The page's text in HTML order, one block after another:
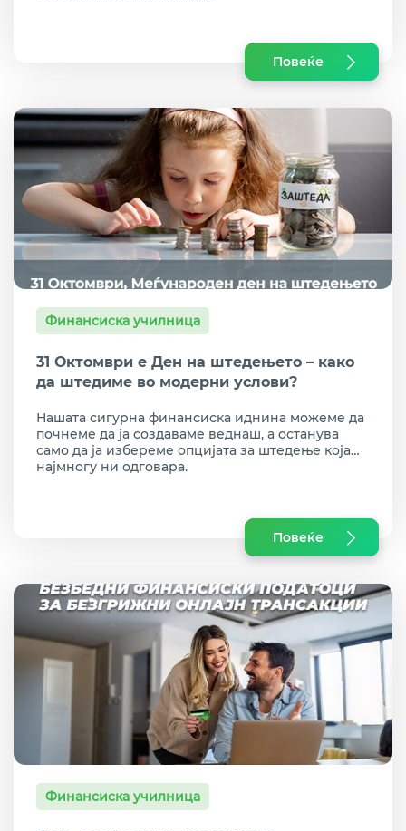
Повеќе
Финансиска училница
31 Октомври е Ден на штедењето – како
да штедиме во модерни услови?
Нашата сигурна финансиска иднина можеме да
почнеме да ја создаваме веднаш, а останува
само да ја избереме опцијата за штедење која
најмногу ни одговара.
Повеќе
Финансиска училница